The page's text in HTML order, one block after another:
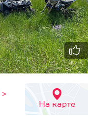
>
На карте